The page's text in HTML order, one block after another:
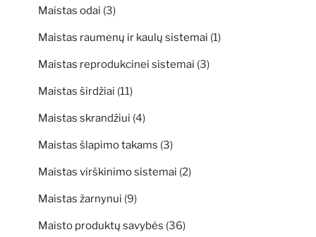
Maistas odai (3)
Maistas raumenų ir kaulų sistemai (1)
Maistas reprodukcinei sistemai (3)
Maistas širdžiai (11)
Maistas skrandžiui (4)
Maistas šlapimo takams (3)
Maistas virškinimo sistemai (2)
Maistas žarnynui (9)
Maisto produktų savybės (36)